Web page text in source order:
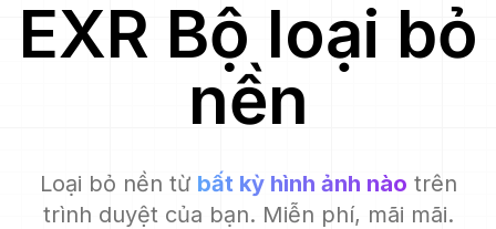
EXR Bộ loại bỏ
nền
Loại bỏ nền từ bất kỳ hình ảnh nào trên
trình duyệt của bạn. Miễn phí, mãi mãi.